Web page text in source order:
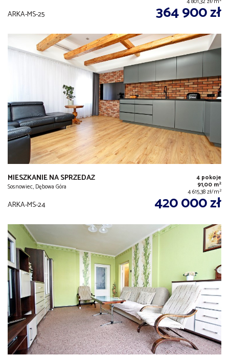
ARKA-MS-25 364 900 zł
MIESZKANIE NA SPRZEDAŻ
Sosnowiec, Dębowa Góra
4 pokoje
91,00 m2
4 615,38 zł/m2
ARKA-MS-24 420 000 zł